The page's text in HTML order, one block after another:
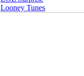
Looney Tunes